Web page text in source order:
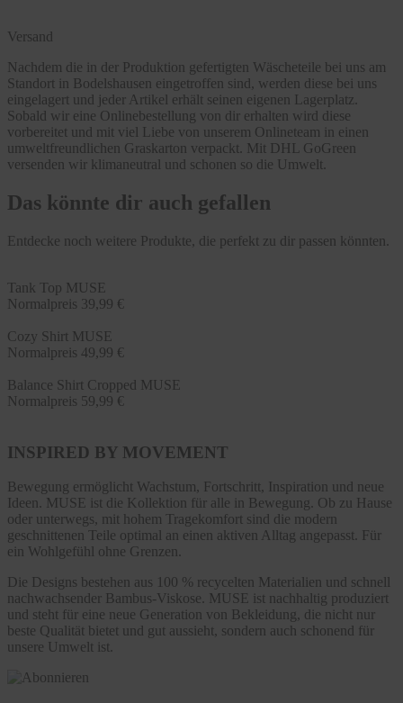
Versand
Nachdem die in der Produktion gefertigten Wäscheteile bei uns am
Standort in Bodelshausen eingetroffen sind, werden diese bei uns
eingelagert und jeder Artikel erhält seinen eigenen Lagerplatz.
Sobald wir eine Onlinebestellung von dir erhalten wird diese
vorbereitet und mit viel Liebe von unserem Onlineteam in einen
umweltfreundlichen Graskarton verpackt. Mit DHL GoGreen
versenden wir klimaneutral und schonen so die Umwelt.
Das könnte dir auch gefallen
Entdecke noch weitere Produkte, die perfekt zu dir passen könnten.
Tank Top MUSE
Normalpreis 39,99 €
Cozy Shirt MUSE
Normalpreis 49,99 €
Balance Shirt Cropped MUSE
Normalpreis 59,99 €
INSPIRED BY MOVEMENT
Bewegung ermöglicht Wachstum, Fortschritt, Inspiration und neue
Ideen. MUSE ist die Kollektion für alle in Bewegung. Ob zu Hause
oder unterwegs, mit hohem Tragekomfort sind die modern
geschnittenen Teile optimal an einen aktiven Alltag angepasst. Für
ein Wohlgefühl ohne Grenzen.
Die Designs bestehen aus 100 % recycelten Materialien und schnell
nachwachsender Bambus-Viskose. MUSE ist nachhaltig produziert
und steht für eine neue Generation von Bekleidung, die nicht nur
beste Qualität bietet und gut aussieht, sondern auch schonend für
unsere Umwelt ist.